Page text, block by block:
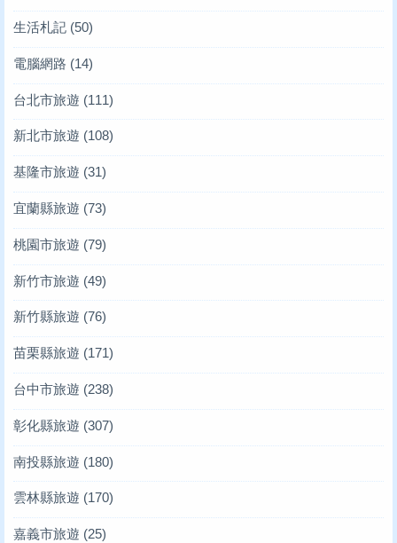
生活札記 (50)
電腦網路 (14)
台北市旅遊 (111)
新北市旅遊 (108)
基隆市旅遊 (31)
宜蘭縣旅遊 (73)
桃園市旅遊 (79)
新竹市旅遊 (49)
新竹縣旅遊 (76)
苗栗縣旅遊 (171)
台中市旅遊 (238)
彰化縣旅遊 (307)
南投縣旅遊 (180)
雲林縣旅遊 (170)
嘉義市旅遊 (25)